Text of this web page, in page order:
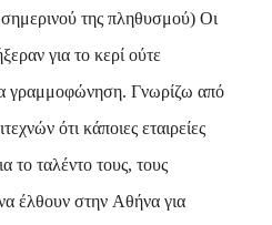
της πληθυσμού) Oι
για το κερί ούτε
γραμμοφώνηση. Γνωρίζω από
ότι κάποιες εταιρείες
το ταλέντο τους, τους
έλθουν στην Aθήνα για